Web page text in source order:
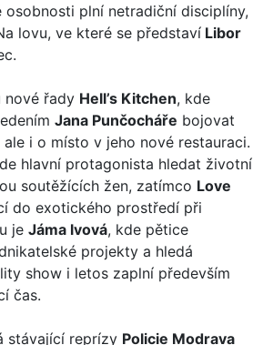
osobnosti plní netradiční disciplíny,
lovu, ve které se představí Libor
nové řady Hell’s Kitchen, kde
Jana Punčocháře bojovat
i o místo v jeho nové restauraci.
hlavní protagonista hledat životní
soutěžících žen, zatímco Love
do exotického prostředí při
je Jáma lvová, kde pětice
projekty a hledá
show i letos zaplní především
čas.
stávající reprízy Policie Modrava